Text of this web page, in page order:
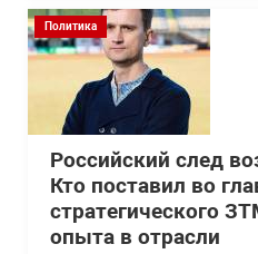
Политика
Российский след
Кто поставил во
стратегического
опыта в отрасли